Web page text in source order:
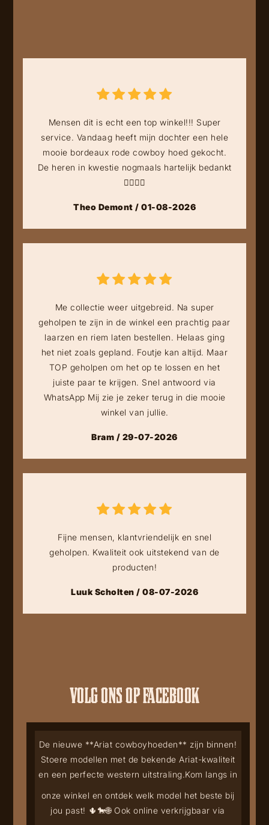
Mensen dit is echt een top winkel!!! Super
service. Vandaag heeft mijn dochter een hele
mooie bordeaux rode cowboy hoed gekocht.
De heren in kwestie nogmaals hartelijk bedankt
👍🏻👍🏻
Theo Demont / 01-08-2026
Me collectie weer uitgebreid. Na super
geholpen te zijn in de winkel een prachtig paar
laarzen en riem laten bestellen. Helaas ging
het niet zoals gepland. Foutje kan altijd. Maar
TOP geholpen om het op te lossen en het
juiste paar te krijgen. Snel antwoord via
WhatsApp Mij zie je zeker terug in die mooie
winkel van jullie.
Bram / 29-07-2026
Fijne mensen, klantvriendelijk en snel
geholpen. Kwaliteit ook uitstekend van de
producten!
Luuk Scholten / 08-07-2026
VOLG ONS OP FACEBOOK
De nieuwe **Ariat cowboyhoeden** zijn binnen!
Stoere modellen met de bekende Ariat-kwaliteit
en een perfecte western uitstraling.Kom langs in
onze winkel en ontdek welk model het beste bij
jou past! 🌵🐎🌐 Ook online verkrijgbaar via